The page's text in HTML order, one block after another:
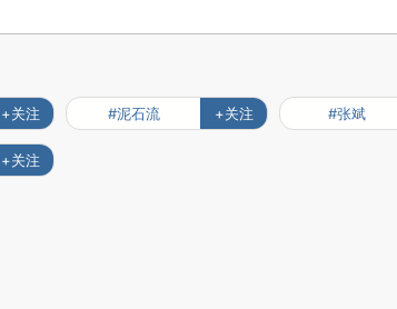
+关注 #泥石流 +关注 #张斌
+关注